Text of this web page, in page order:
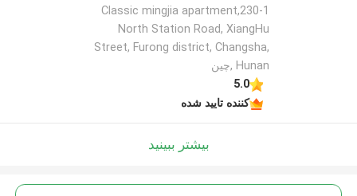
Classic mingjia apartment,230-1
North Station Road, XiangHu
Street, Furong district, Changsha,
Hunan ,چین
5.0
کننده تایید شده
بیشتر ببینید